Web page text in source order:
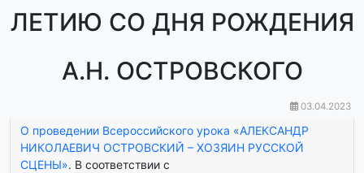
ЛЕТИЮ СО ДНЯ РОЖДЕНИЯ
А.Н. ОСТРОВСКОГО
03.04.2023
О проведении Всероссийского урока «АЛЕКСАНДР
НИКОЛАЕВИЧ ОСТРОВСКИЙ – ХОЗЯИН РУССКОЙ
СЦЕНЫ». В соответствии с